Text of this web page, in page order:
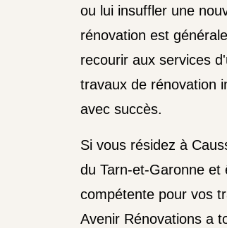
ou lui insuffler une
rénovation est
recourir aux services
travaux de rénovation
avec succès.
Si vous résidez à
du Tarn-et-Garonne
compétente pour vos
Avenir Rénovations a